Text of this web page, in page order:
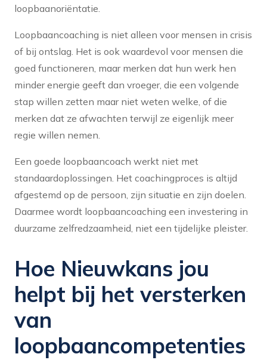
loopbaanoriëntatie.
Loopbaancoaching is niet alleen voor mensen in crisis
of bij ontslag. Het is ook waardevol voor mensen die
goed functioneren, maar merken dat hun werk hen
minder energie geeft dan vroeger, die een volgende
stap willen zetten maar niet weten welke, of die
merken dat ze afwachten terwijl ze eigenlijk meer
regie willen nemen.
Een goede loopbaancoach werkt niet met
standaardoplossingen. Het coachingproces is altijd
afgestemd op de persoon, zijn situatie en zijn doelen.
Daarmee wordt loopbaancoaching een investering in
duurzame zelfredzaamheid, niet een tijdelijke pleister.
Hoe Nieuwkans jou
helpt bij het versterken
van
loopbaancompetenties